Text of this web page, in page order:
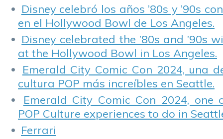
Disney celebró los años ’80s y ’90s
en el Hollywood Bowl de Los Angeles.
Disney celebrated the ’80s and ’90s
at the Hollywood Bowl in Los Angeles.
Emerald City Comic Con 2024, una
cultura POP más increíbles en Seattle.
Emerald City Comic Con 2024,
POP Culture experiences to do in
Ferrari